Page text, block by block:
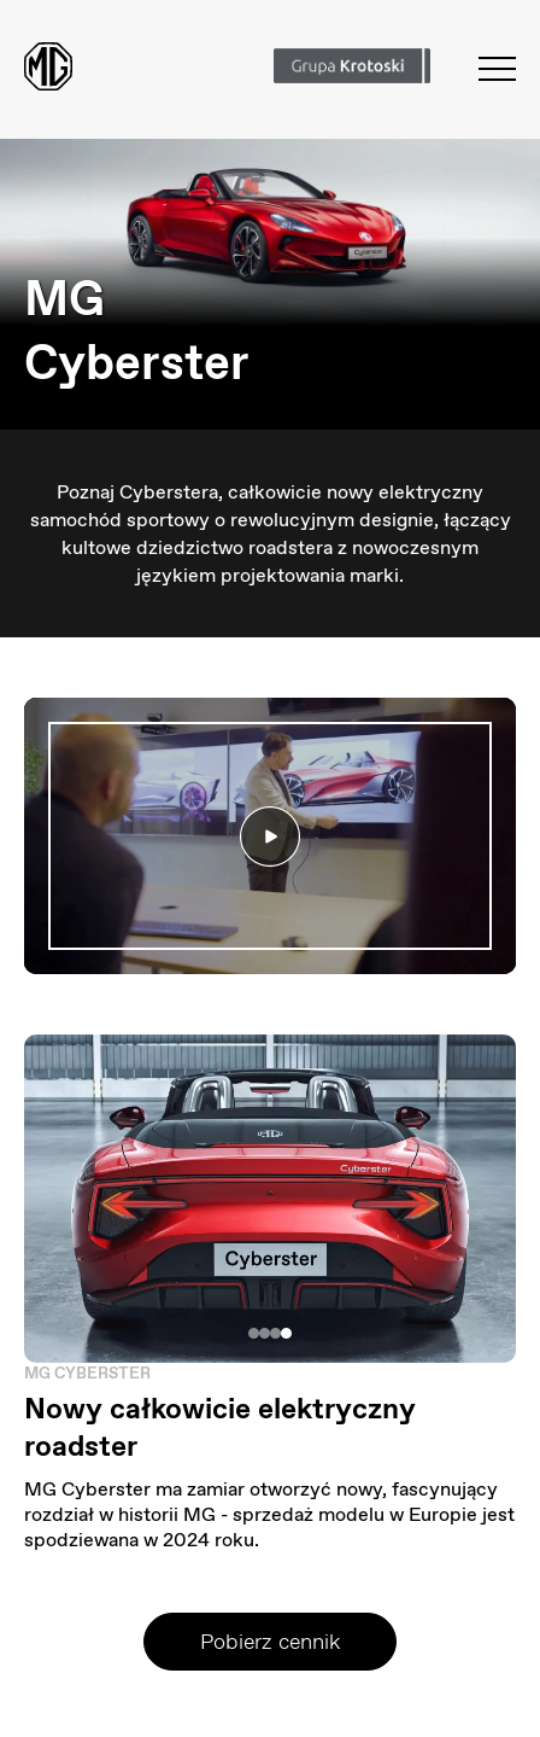
MG
Cyberster
Poznaj Cyberstera, całkowicie nowy elektryczny
samochód sportowy o rewolucyjnym designie, łączący
kultowe dziedzictwo roadstera z nowoczesnym
językiem projektowania marki.
MG CYBERSTER
Nowy całkowicie elektryczny
roadster
MG Cyberster ma zamiar otworzyć nowy, fascynujący
rozdział w historii MG - sprzedaż modelu w Europie jest
spodziewana w 2024 roku.
Pobierz cennik